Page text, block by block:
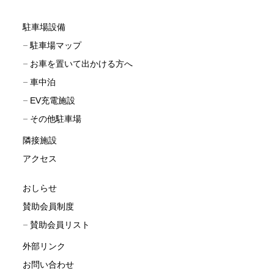
駐車場設備
駐車場マップ
お車を置いて出かける方へ
車中泊
EV充電施設
その他駐車場
隣接施設
アクセス
おしらせ
賛助会員制度
賛助会員リスト
外部リンク
お問い合わせ